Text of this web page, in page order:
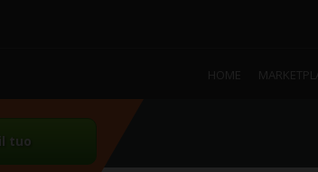
HOME
tuo